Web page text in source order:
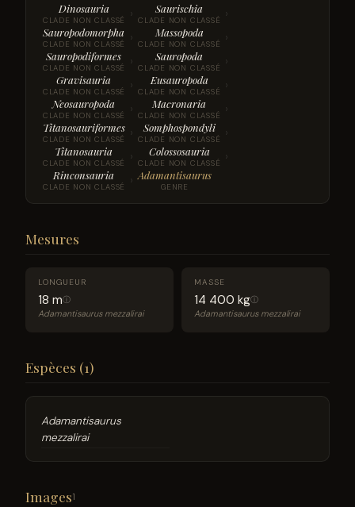
Dinosauria
CLADE NON CLASSÉ › Saurischia
CLADE NON CLASSÉ ›
Sauropodomorpha
CLADE NON CLASSÉ › Massopoda
CLADE NON CLASSÉ ›
Sauropodiformes
CLADE NON CLASSÉ › Sauropoda
CLADE NON CLASSÉ ›
Gravisauria
CLADE NON CLASSÉ › Eusauropoda
CLADE NON CLASSÉ ›
Neosauropoda
CLADE NON CLASSÉ › Macronaria
CLADE NON CLASSÉ ›
Titanosauriformes
CLADE NON CLASSÉ › Somphospondyli
CLADE NON CLASSÉ ›
Titanosauria
CLADE NON CLASSÉ › Colossosauria
CLADE NON CLASSÉ ›
Rinconsauria
CLADE NON CLASSÉ › Adamantisaurus
GENRE
Mesures
LONGUEUR
18 mⓘ
Adamantisaurus mezzalirai
MASSE
14 400 kgⓘ
Adamantisaurus mezzalirai
Espèces (1)
Adamantisaurus
mezzalirai
Images1